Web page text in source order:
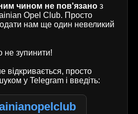
чином не пов'язано з
Opel Club. Просто
нам ще один невеликий
не зупинити!
відкривається, просто
у Telegram і введіть: